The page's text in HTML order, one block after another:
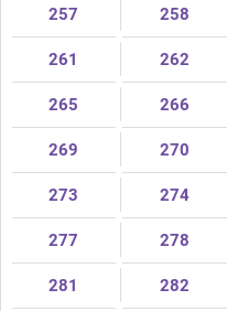
257 258
261 262
265 266
269 270
273 274
277 278
281 282